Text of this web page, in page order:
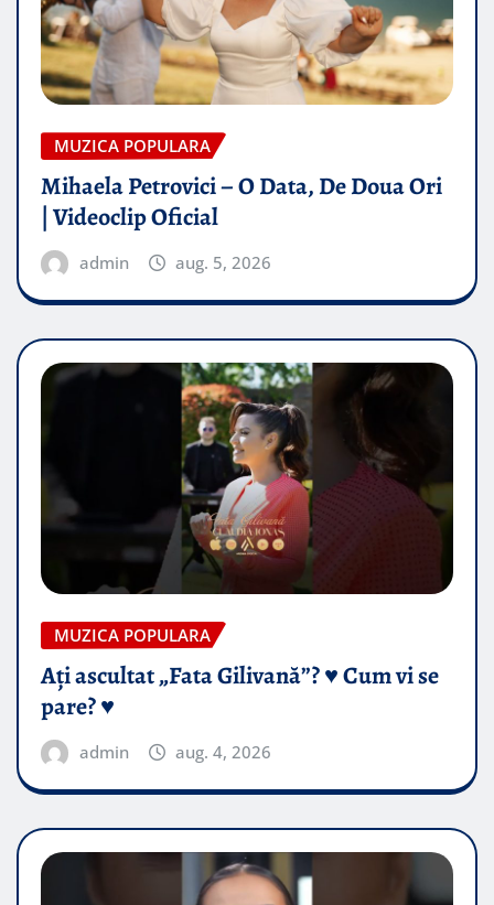
MUZICA POPULARA
Mihaela Petrovici – O Data, De Doua Ori
| Videoclip Oficial
admin aug. 5, 2026
MUZICA POPULARA
Ați ascultat „Fata Gilivană”? ♥️ Cum vi se
pare? ♥️
admin aug. 4, 2026